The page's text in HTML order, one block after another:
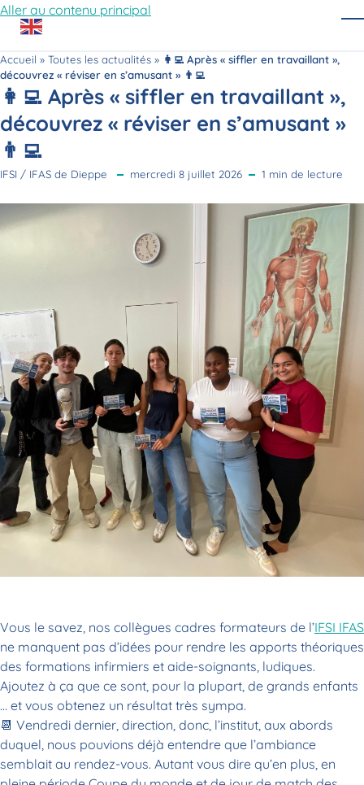
Aller au contenu principal
Accueil » Toutes les actualités » 👩‍💻 Après « siffler en travaillant »,
découvrez « réviser en s’amusant » 👨‍💻
👩‍💻 Après « siffler en travaillant »,
découvrez « réviser en s’amusant »
👨‍💻
IFSI / IFAS de Dieppe mercredi 8 juillet 2026 1 min de lecture
Vous le savez, nos collègues cadres formateurs de l’IFSI IFAS
ne manquent pas d’idées pour rendre les apports théoriques
des formations infirmiers et aide-soignants, ludiques.
Ajoutez à ça que ce sont, pour la plupart, de grands enfants
… et vous obtenez un résultat très sympa.
📆 Vendredi dernier, direction, donc, l’institut, aux abords
duquel, nous pouvions déjà entendre que l’ambiance
semblait au rendez-vous. Autant vous dire qu’en plus, en